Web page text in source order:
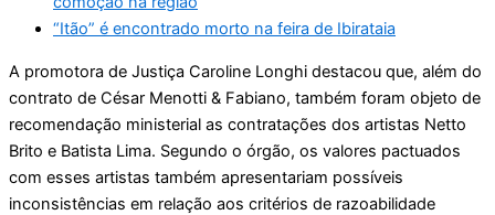
“Itão” é encontrado morto na feira de Ibirataia
A promotora de Justiça Caroline Longhi destacou que, além do
contrato de César Menotti & Fabiano, também foram objeto de
recomendação ministerial as contratações dos artistas Netto
Brito e Batista Lima. Segundo o órgão, os valores pactuados
com esses artistas também apresentariam possíveis
inconsistências em relação aos critérios de razoabilidade